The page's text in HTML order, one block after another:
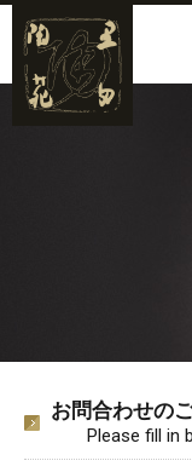
お問合わせの
Please fill in